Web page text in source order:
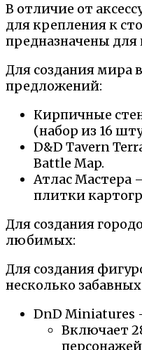
В отличие от
для крепления к
предназначены для
Для создания мира
предложений:
Кирпичные
(набор из 16
D&D Tavern
Battle Map.
Атлас Мастера
плитки
Для создания
любимых:
Для создания
несколько
DnD Miniatures
Включает